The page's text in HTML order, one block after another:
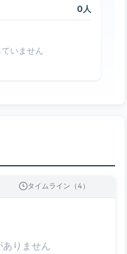
0人
いません
タイムライン（4）
りません